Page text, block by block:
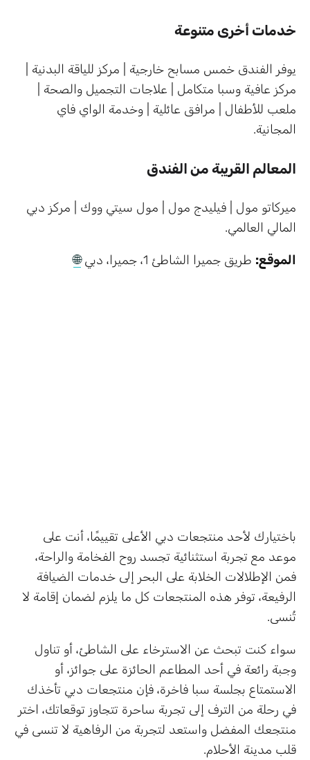
خدمات أخرى متنوعة
يوفر الفندق خمس مسابح خارجية | مركز للياقة البدنية |
مركز عافية وسبا متكامل | علاجات التجميل والصحة |
ملعب للأطفال | مرافق عائلية | وخدمة الواي فاي
المجانية.
المعالم القريبة من الفندق
ميركاتو مول | فيليدج مول | مول سيتي ووك | مركز دبي
المالي العالمي.
الموقع: طريق جميرا الشاطئ 1، جميرا، دبي 🌐
باختيارك لأحد منتجعات دبي الأعلى تقييمًا، أنت على
موعد مع تجربة استثنائية تجسد روح الفخامة والراحة،
فمن الإطلالات الخلابة على البحر إلى خدمات الضيافة
الرفيعة، توفر هذه المنتجعات كل ما يلزم لضمان إقامة لا
تُنسى.
سواء كنت تبحث عن الاسترخاء على الشاطئ، أو تناول
وجبة رائعة في أحد المطاعم الحائزة على جوائز، أو
الاستمتاع بجلسة سبا فاخرة، فإن منتجعات دبي تأخذك
في رحلة من الترف إلى تجربة ساحرة تتجاوز توقعاتك، اختر
منتجعك المفضل واستعد لتجربة من الرفاهية لا تنسى في
قلب مدينة الأحلام.